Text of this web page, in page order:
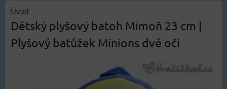
Úvod
Dětský plyšový batoh Mimoň 23 cm |
Plyšový batůžek Minions dvě oči